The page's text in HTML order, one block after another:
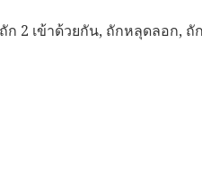
ก 2 เข้าด้วยกัน, ถักหลุดลอก, ถั